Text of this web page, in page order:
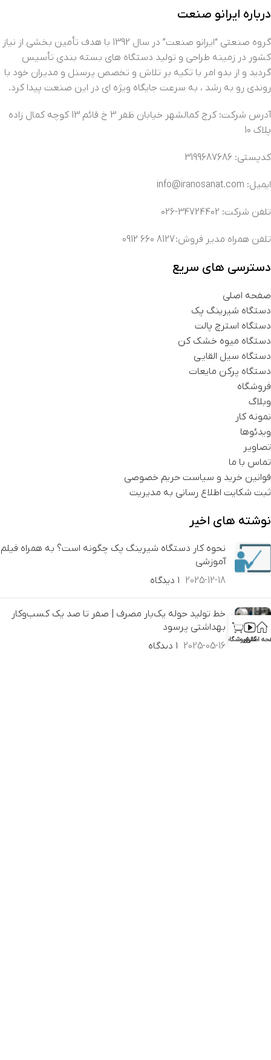
درباره ایرانو صنعت
گروه صنعتی “ایرانو صنعت” در سال 1392 با هدف تأمین بخشی از نیاز
کشور در زمینه طراحی و تولید دستگاه های بسته بندی تأسیس
گردید و از بدو امر با تکیه بر تلاش و تخصص پرسنل و مدیران خود با
روندی رو به رشد ، به سرعت جایگاه ویژه ای در این صنعت پیدا کرد.
آدرس شرکت: کرج کمالشهر خیابان ظفر 3 خ قائم 13 کوچه کمال زاده
پلاک 10
کدپستی: 3199687686
ایمیل: info@iranosanat.com
تلفن شرکت: 34724402-026
تلفن همراه مدیر فروش: 8127 660 0912
دسترسی های سریع
صفحه اصلی
دستگاه شیرینگ پک
دستگاه استرچ پالت
دستگاه میوه خشک کن
دستگاه سیل القایی
دستگاه پرکن مایعات
فروشگاه
وبلاگ
نمونه کار
ویدئوها
تصاویر
تماس با ما
قوانین خرید و سیاست حریم خصوصی
ثبت شکایت اطلاع رسانی به مدیریت
نوشته های اخیر
نحوه کار دستگاه شیرینگ پک چگونه است؟ به همراه فیلم
آموزشی
2025-12-18 ۱ دیدگاه
خط تولید حوله یک‌بار مصرف | صفر تا صد یک کسب‌وکار
بهداشتی پرسود
2025-05-16 ۱ دیدگاه
اصلی
گالریفروشگاه